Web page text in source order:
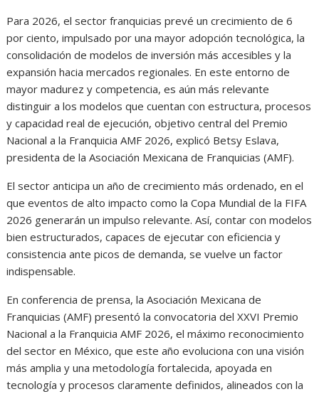
Para 2026, el sector franquicias prevé un crecimiento de 6
por ciento, impulsado por una mayor adopción tecnológica, la
consolidación de modelos de inversión más accesibles y la
expansión hacia mercados regionales. En este entorno de
mayor madurez y competencia, es aún más relevante
distinguir a los modelos que cuentan con estructura, procesos
y capacidad real de ejecución, objetivo central del Premio
Nacional a la Franquicia AMF 2026, explicó Betsy Eslava,
presidenta de la Asociación Mexicana de Franquicias (AMF).
El sector anticipa un año de crecimiento más ordenado, en el
que eventos de alto impacto como la Copa Mundial de la FIFA
2026 generarán un impulso relevante. Así, contar con modelos
bien estructurados, capaces de ejecutar con eficiencia y
consistencia ante picos de demanda, se vuelve un factor
indispensable.
En conferencia de prensa, la Asociación Mexicana de
Franquicias (AMF) presentó la convocatoria del XXVI Premio
Nacional a la Franquicia AMF 2026, el máximo reconocimiento
del sector en México, que este año evoluciona con una visión
más amplia y una metodología fortalecida, apoyada en
tecnología y procesos claramente definidos, alineados con la